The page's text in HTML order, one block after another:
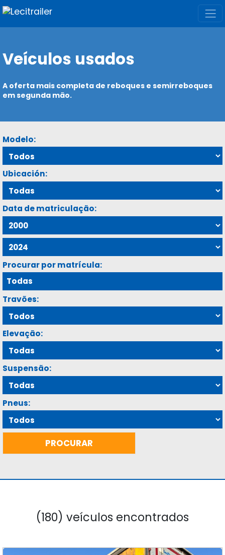
Veículos usados
A oferta mais completa de reboques e semirreboques
em segunda mão.
Modelo:
Ubicación:
Data de matriculação:
Procurar por matrícula:
Travões:
Elevação:
Suspensão:
Pneus:
(180) veículos encontrados